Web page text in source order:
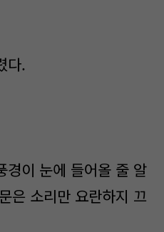
다.
경이 눈에 들어올 줄 알
은 소리만 요란하지 끄